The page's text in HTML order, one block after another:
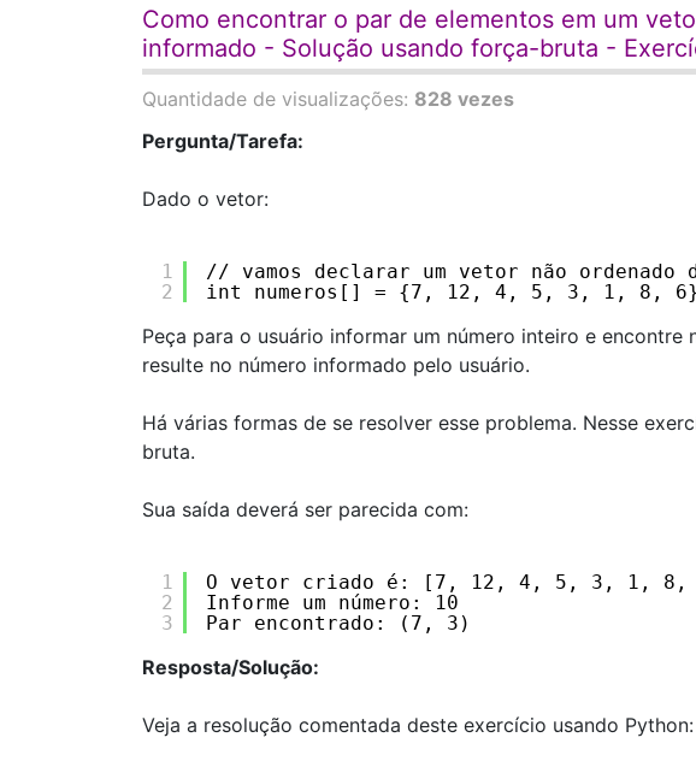
Como encontrar o par de elementos em um
informado - Solução usando força-bruta -
Quantidade de visualizações: 828 vezes
Pergunta/Tarefa:
Dado o vetor:
1
2
// vamos declarar um vetor não ordenado
int numeros[] = {7, 12, 4, 5, 3, 1, 8,
Peça para o usuário informar um número inteiro e
resulte no número informado pelo usuário.
Há várias formas de se resolver esse problema. Nesse
bruta.
Sua saída deverá ser parecida com:
1
2
3
O vetor criado é: [7, 12, 4, 5, 3, 1, 8,
Informe um número: 10
Par encontrado: (7, 3)
Resposta/Solução:
Veja a resolução comentada deste exercício usando Python: